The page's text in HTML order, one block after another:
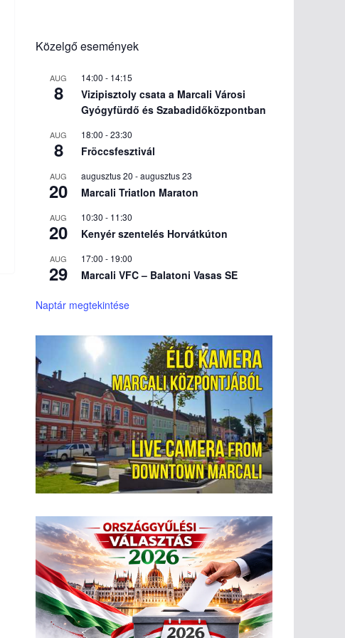
Közelgő események
AUG
8
14:00 - 14:15
Vizipisztoly csata a Marcali Városi
Gyógyfürdő és Szabadidőközpontban
AUG
8
18:00 -23:30
Fröccsfesztivál
AUG
20
augusztus 20 -augusztus 23
Marcali Triatlon Maraton
AUG
20
10:30 - 11:30
Kenyér szentelés Horvátkúton
AUG
29
17:00 - 19:00
Marcali VFC – Balatoni Vasas SE
Naptár megtekintése